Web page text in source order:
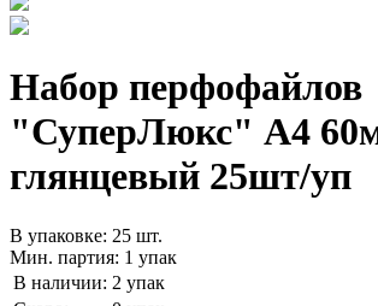
Набор перфофайлов
"СуперЛюкс" А4
глянцевый 25шт/уп
В упаковке: 25 шт.
Мин. партия: 1 упак
В наличии: 2 упак